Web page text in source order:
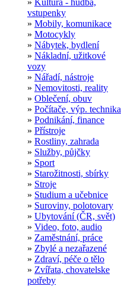
» Kultura - hudba,
vstupenky
» Mobily, komunikace
» Motocykly
» Nábytek, bydlení
» Nákladní, užitkové
vozy
» Nářadí, nástroje
» Nemovitosti, reality
» Oblečení, obuv
» Počítače, výp. technika
» Podnikání, finance
» Přístroje
» Rostliny, zahrada
» Služby, půjčky
» Sport
» Starožitnosti, sbírky
» Stroje
» Studium a učebnice
» Suroviny, polotovary
» Ubytování (ČR, svět)
» Video, foto, audio
» Zaměstnání, práce
» Zbylé a nezařazené
» Zdraví, péče o tělo
» Zvířata, chovatelske
potřeby